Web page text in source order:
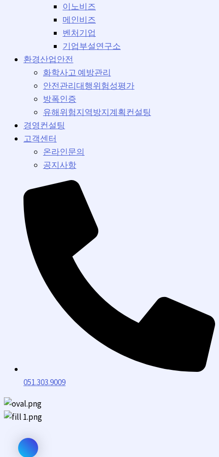
이노비즈
메인비즈
벤처기업
기업부설연구소
환경산업안전
화학사고 예방관리
안전관리대행위험성평가
방폭인증
유해위험지역방지계획컨설팅
경영컨설팅
고객센터
온라인문의
공지사항
051.303.9009